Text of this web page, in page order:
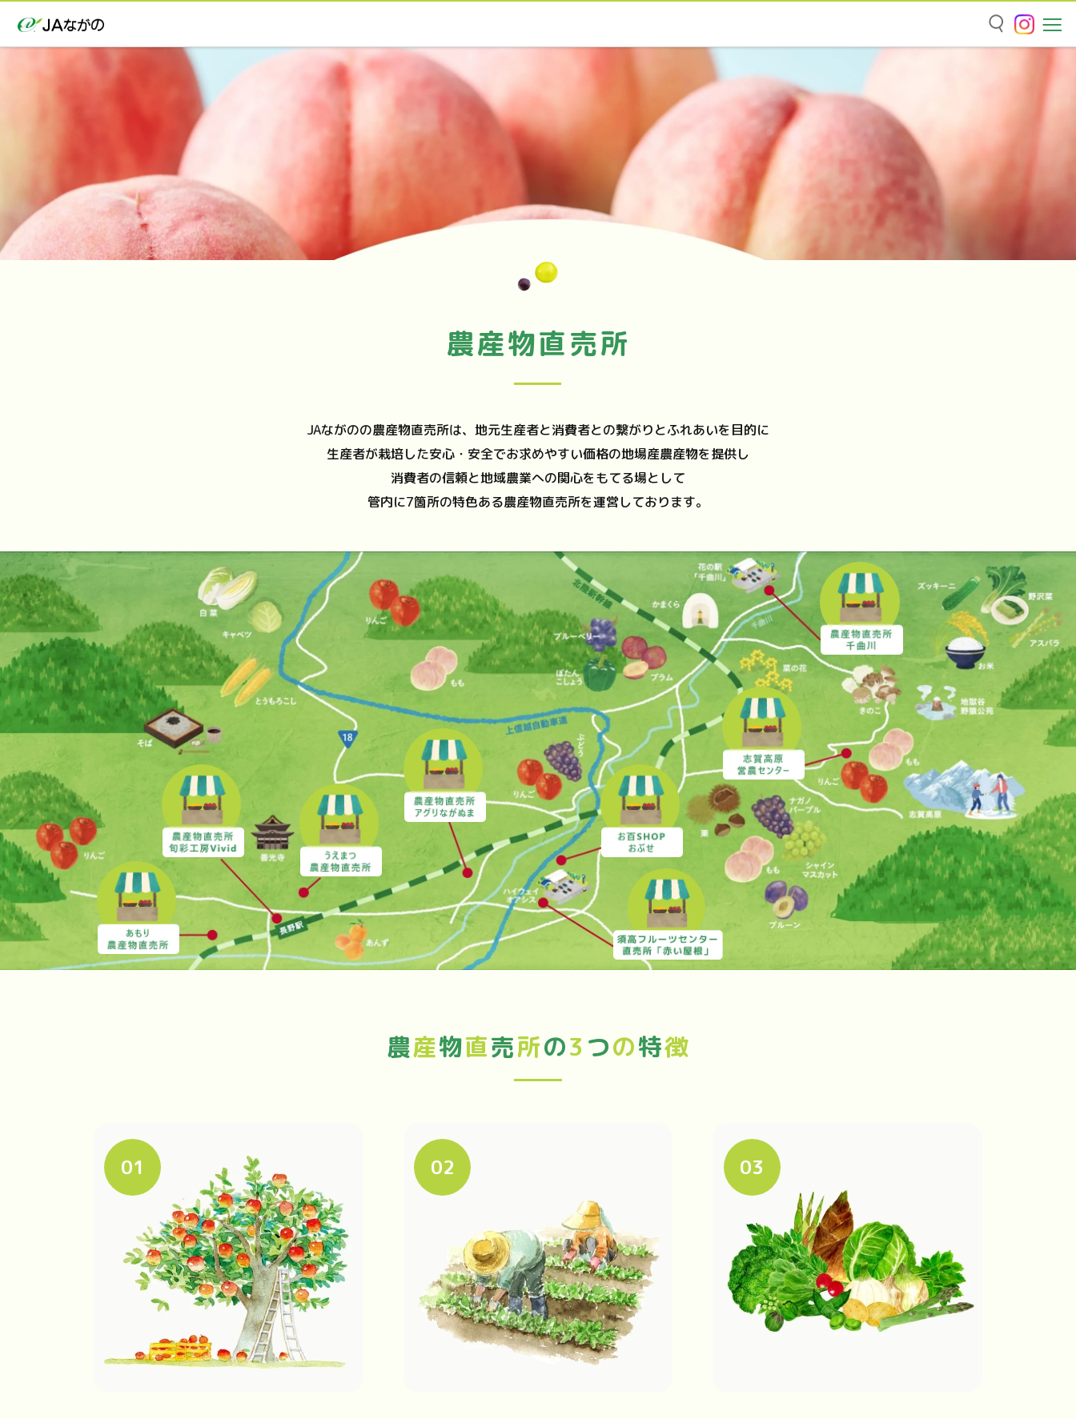
農産物直売所
JAながのの農産物直売所は、地元生産者と消費者との繋がりとふれあいを目的に
生産者が栽培した安心・安全でお求めやすい価格の地場産農産物を提供し
消費者の信頼と地域農業への関心をもてる場として
管内に7箇所の特色ある農産物直売所を運営しております。
農産物直売所の3 つの特徴